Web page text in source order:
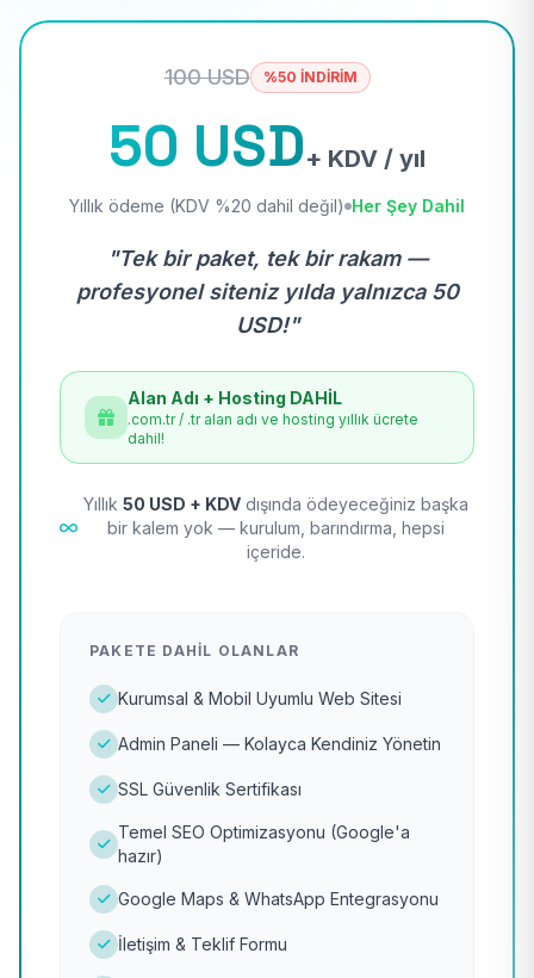
100 USD %50 İNDİRİM
50 USD+ KDV / yıl
Yıllık ödeme (KDV %20 dahil değil) Her Şey Dahil
"Tek bir paket, tek bir rakam —
profesyonel siteniz yılda yalnızca 50
USD!"
Alan Adı + Hosting DAHİL
.com.tr / .tr alan adı ve hosting yıllık ücrete
dahil!
Yıllık 50 USD + KDV dışında ödeyeceğiniz başka
bir kalem yok — kurulum, barındırma, hepsi
içeride.
PAKETE DAHIL OLANLAR
Kurumsal & Mobil Uyumlu Web Sitesi
Admin Paneli — Kolayca Kendiniz Yönetin
SSL Güvenlik Sertifikası
Temel SEO Optimizasyonu (Google'a
hazır)
Google Maps & WhatsApp Entegrasyonu
İletişim & Teklif Formu